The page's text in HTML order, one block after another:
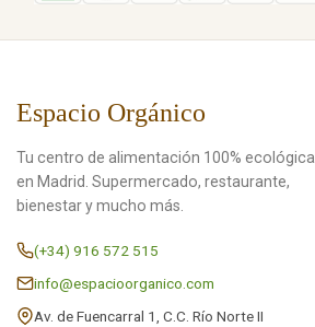
Espacio Orgánico
Tu centro de alimentación 100% ecológica
en Madrid. Supermercado, restaurante,
bienestar y mucho más.
(+34) 916 572 515
info@espacioorganico.com
Av. de Fuencarral 1, C.C. Río Norte II